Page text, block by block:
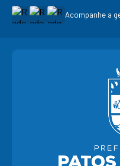
Acompanhe a